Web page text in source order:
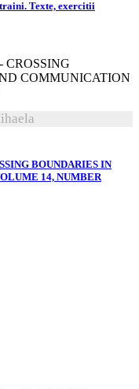
Texte, exercitii
BOUNDARIES IN
14, NUMBER